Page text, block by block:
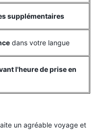
supplémentaires
dans votre langue
l'heure de prise en
un agréable voyage et